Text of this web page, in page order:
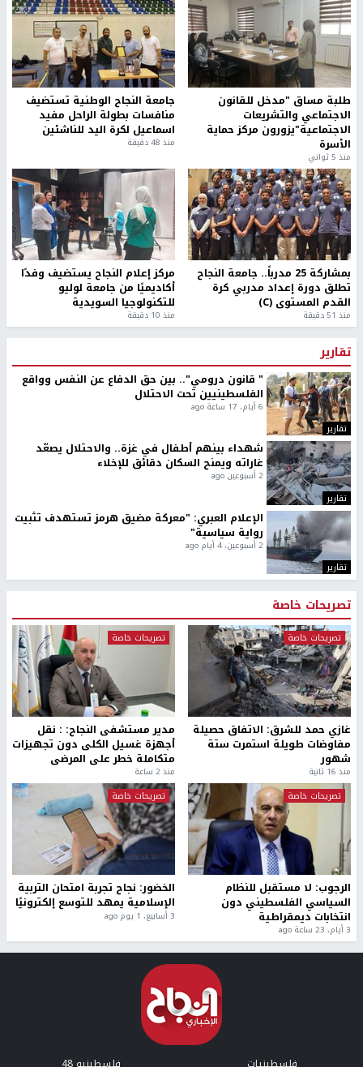
طلبة مساق "مدخل للقانون
الاجتماعي والتشريعات
الاجتماعية"يزورون مركز حماية
الأسرة
منذ 5 ثواني
جامعة النجاح الوطنية تستضيف
منافسات بطولة الراحل مفيد
اسماعيل لكرة اليد للناشئين
منذ 48 دقيقة
بمشاركة 25 مدرباً.. جامعة النجاح
تطلق دورة إعداد مدربي كرة
القدم المستوى (C)
منذ 51 دقيقة
مركز إعلام النجاح يستضيف وفدًا
أكاديميًا من جامعة لوليو
للتكنولوجيا السويدية
منذ 10 دقيقة
تقارير
تقارير
" قانون درومي".. بين حق الدفاع عن النفس وواقع
الفلسطينيين تحت الاحتلال
6 أيام، 17 ساعة ago
تقارير
شهداء بينهم أطفال في غزة.. والاحتلال يصعّد
غاراته ويمنح السكان دقائق للإخلاء
2 أسبوعين ago
تقارير
الإعلام العبري: "معركة مضيق هرمز تستهدف تثبيت
رواية سياسية"
2 أسبوعين، 4 أيام ago
تصريحات خاصة
تصريحات خاصة
غازي حمد للشرق: الاتفاق حصيلة
مفاوضات طويلة استمرت ستة
شهور
منذ 16 ثانية
تصريحات خاصة
مدير مستشفى النجاح: : نقل
أجهزة غسيل الكلى دون تجهيزات
متكاملة خطر على المرضى
منذ 2 ساعة
تصريحات خاصة
الرجوب: لا مستقبل للنظام
السياسي الفلسطيني دون
انتخابات ديمقراطية
3 أيام، 23 ساعة ago
تصريحات خاصة
الخضور: نجاح تجربة امتحان التربية
الإسلامية يمهد للتوسع إلكترونيًا
3 أسابيع، 1 يوم ago